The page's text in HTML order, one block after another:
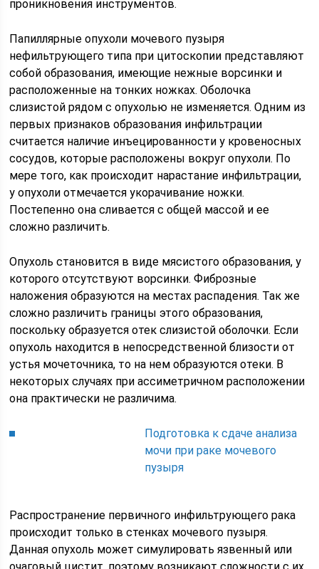
проникновения инструментов.
Папиллярные опухоли мочевого пузыря
нефильтрующего типа при цитоскопии представляют
собой образования, имеющие нежные ворсинки и
расположенные на тонких ножках. Оболочка
слизистой рядом с опухолью не изменяется. Одним из
первых признаков образования инфильтрации
считается наличие инъецированности у кровеносных
сосудов, которые расположены вокруг опухоли. По
мере того, как происходит нарастание инфильтрации,
у опухоли отмечается укорачивание ножки.
Постепенно она сливается с общей массой и ее
сложно различить.
Опухоль становится в виде мясистого образования, у
которого отсутствуют ворсинки. Фиброзные
наложения образуются на местах распадения. Так же
сложно различить границы этого образования,
поскольку образуется отек слизистой оболочки. Если
опухоль находится в непосредственной близости от
устья мочеточника, то на нем образуются отеки. В
некоторых случаях при ассиметричном расположении
она практически не различима.
Подготовка к сдаче анализа
мочи при раке мочевого
пузыря
Распространение первичного инфильтрующего рака
происходит только в стенках мочевого пузыря.
Данная опухоль может симулировать язвенный или